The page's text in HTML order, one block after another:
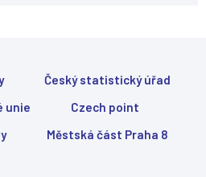
Český statistický úřad
unie
Czech point
Městská část Praha 8